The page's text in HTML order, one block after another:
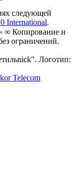
следующей
International.
∞ Копирование и
ограничений.
Логотип:
Telecom